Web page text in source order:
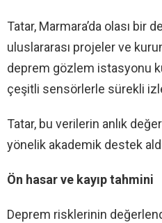
Tatar, Marmara’da olası bir
uluslararası projeler ve
deprem gözlem istasyonu
çeşitli sensörlerle sürekli
Tatar, bu verilerin anlık
yönelik akademik destek
Ön hasar ve kayıp tahmini
Deprem risklerinin